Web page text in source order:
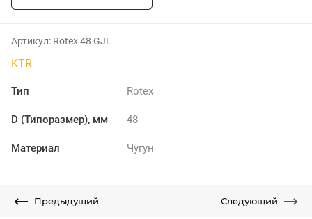
Артикул: Rotex 48 GJL
KTR
Тип Rotex
D (Типоразмер), мм 48
Материал Чугун
Предыдущий Следующий